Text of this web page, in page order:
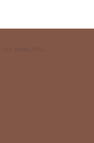
CSS TEMPLATES